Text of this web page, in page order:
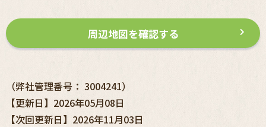
周辺地図を確認する
（弊社管理番号： 3004241）
【更新日】2026年05月08日
【次回更新日】2026年11月03日